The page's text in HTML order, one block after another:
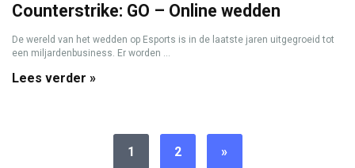
Counterstrike: GO – Online wedden
De wereld van het wedden op Esports is in de laatste jaren uitgegroeid tot
een miljardenbusiness. Er worden ...
Lees verder »
1 2 »